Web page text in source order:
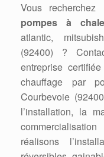
Vous recherchez
pompes à
atlantic,
(92400) ?
entreprise
chauffage par
Courbevoie
l’installation, la
réalisons